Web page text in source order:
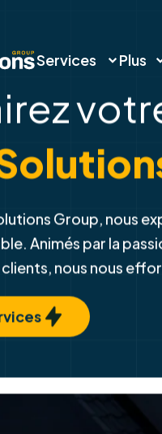
Services Plus
Group, nous
Animés par la